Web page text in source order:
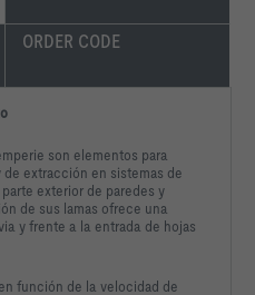
ORDER CODE
son elementos para
extracción en sistemas de
exterior de paredes y
de sus lamas ofrece una
y frente a la entrada de hojas
función de la velocidad de